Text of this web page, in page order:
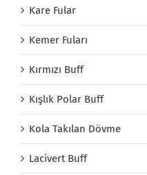
Kare Fular
Kemer Fuları
Kırmızı Buff
Kışlık Polar Buff
Kola Takılan Dövme
Lacivert Buff